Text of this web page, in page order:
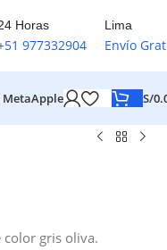
Horas
977332904
Lima
Envío
MetaApple S/
gris oliva.